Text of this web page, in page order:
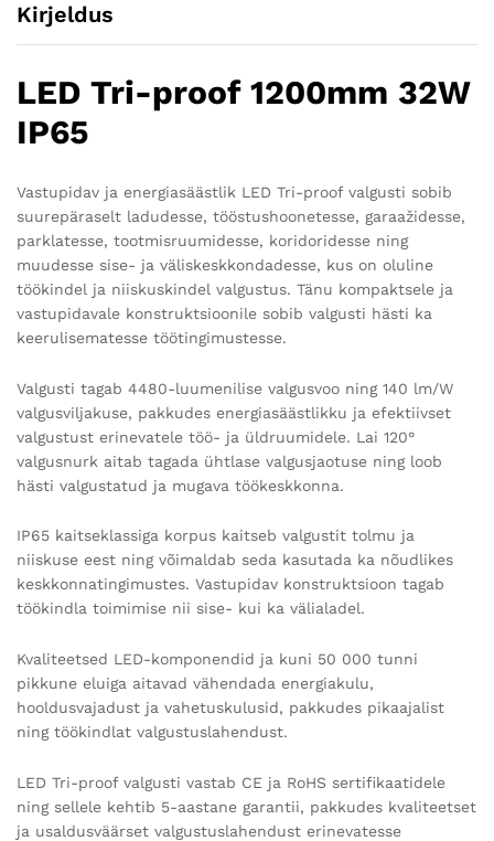
Kirjeldus
LED Tri-proof 1200mm 32W
IP65
Vastupidav ja energiasäästlik LED Tri-proof valgusti sobib
suurepäraselt ladudesse, tööstushoonetesse, garaažidesse,
parklatesse, tootmisruumidesse, koridoridesse ning
muudesse sise- ja väliskeskkondadesse, kus on oluline
töökindel ja niiskuskindel valgustus. Tänu kompaktsele ja
vastupidavale konstruktsioonile sobib valgusti hästi ka
keerulisematesse töötingimustesse.
Valgusti tagab 4480-luumenilise valgusvoo ning 140 lm/W
valgusviljakuse, pakkudes energiasäästlikku ja efektiivset
valgustust erinevatele töö- ja üldruumidele. Lai 120°
valgusnurk aitab tagada ühtlase valgusjaotuse ning loob
hästi valgustatud ja mugava töökeskkonna.
IP65 kaitseklassiga korpus kaitseb valgustit tolmu ja
niiskuse eest ning võimaldab seda kasutada ka nõudlikes
keskkonnatingimustes. Vastupidav konstruktsioon tagab
töökindla toimimise nii sise- kui ka välialadel.
Kvaliteetsed LED-komponendid ja kuni 50 000 tunni
pikkune eluiga aitavad vähendada energiakulu,
hooldusvajadust ja vahetuskulusid, pakkudes pikaajalist
ning töökindlat valgustuslahendust.
LED Tri-proof valgusti vastab CE ja RoHS sertifikaatidele
ning sellele kehtib 5-aastane garantii, pakkudes kvaliteetset
ja usaldusväärset valgustuslahendust erinevatesse